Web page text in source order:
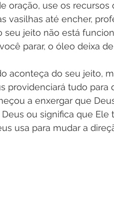
oração, use os
vasilhas até encher,
seu jeito não está
parar, o óleo deixa
aconteça do seu jeito,
providenciará tudo para
a enxergar que
ou significa que Ele
usa para mudar a